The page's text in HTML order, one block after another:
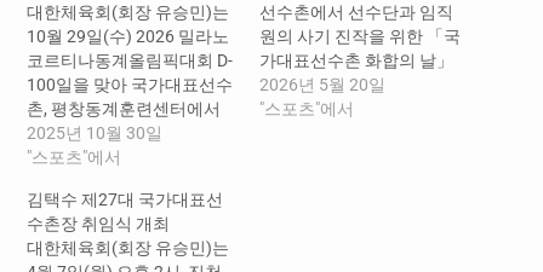
대한체육회(회장 유승민)는
10월 29일(수) 2026 밀라노
코르티나동계올림픽대회 D-
100일을 맞아 국가대표선수
촌, 평창동계훈련센터에서
다채로운 행사를 개최하며
선수단의 사기를 진작하고
했다. □ 국가대표선수촌, 국
가대표 가족 초청 행사로 뜻
깊은 시간 가져 29일(수) 진
2025년 10월 30일
"스포츠"에서
선수촌에서 선수단과 임직
원의 사기 진작을 위한 「국
가대표선수촌 화합의 날」
행사를 개최했다. 이날 행사
는 오후 5시부터 8시까지 국
2026년 5월 20일
"스포츠"에서
김택수 제27대 국가대표선
수촌장 취임식 개최
대한체육회(회장 유승민)는